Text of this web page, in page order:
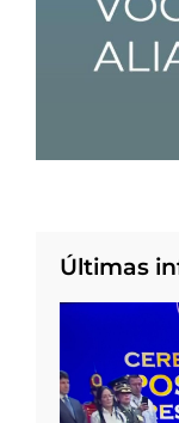
Últimas